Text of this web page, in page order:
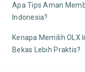
Apa Tips Aman
Indonesia?
Kenapa Memilih OLX
Bekas Lebih Praktis?